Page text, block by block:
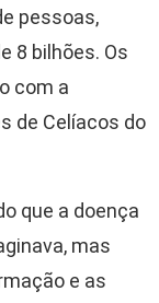
pessoas,
8 bilhões. Os
com a
de Celíacos do
que a doença
mas
e as